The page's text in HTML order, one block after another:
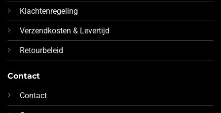
Klachtenregeling
Verzendkosten & Levertijd
Retourbeleid
Contact
Contact